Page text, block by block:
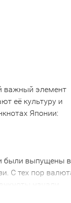
важный элемент
её культуру и
Японии:
были выпущены в
С тех пор
начали
монет.